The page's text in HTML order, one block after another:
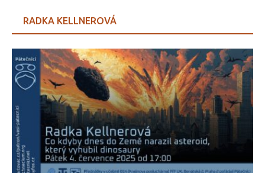
RADKA KELLNEROVÁ